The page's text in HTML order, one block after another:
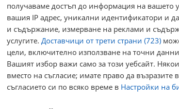
три типа FFP с различна категория на защита
маски, но все пак не осигуряван
строители и други, работещи в прашна среда.
и P2 masks тези маски все по-масово се носят в
получаваме достъп до информация на вашето
вашия IP адрес, уникални идентификатори и
и съдържание, измерване на реклами и
услугите. Доставчици от трети страни (723)
цели, включително използване на точни
Вашият избор важи само за този уебсайт.
вместо на съгласие; имате право да възразите в
съгласието си по всяко време в Настройки на